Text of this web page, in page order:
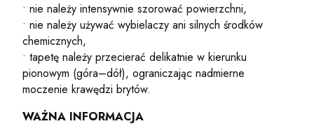
• nie należy intensywnie szorować powierzchni,
• nie należy używać wybielaczy ani silnych środków
chemicznych,
• tapetę należy przecierać delikatnie w kierunku
pionowym (góra–dół), ograniczając nadmierne
moczenie krawędzi brytów.
WAŻNA INFORMACJA